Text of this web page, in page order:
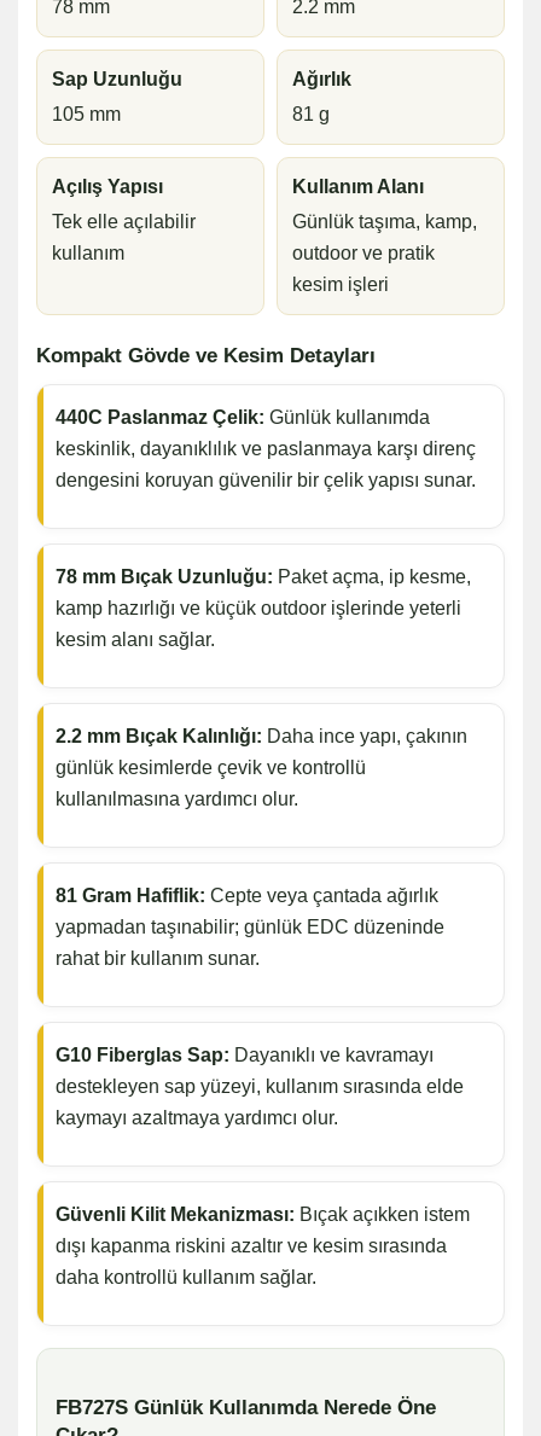
78 mm 2.2 mm
Sap Uzunluğu
105 mm
Ağırlık
81 g
Açılış Yapısı
Tek elle açılabilir
kullanım
Kullanım Alanı
Günlük taşıma, kamp,
outdoor ve pratik
kesim işleri
Kompakt Gövde ve Kesim Detayları
440C Paslanmaz Çelik: Günlük kullanımda
keskinlik, dayanıklılık ve paslanmaya karşı direnç
dengesini koruyan güvenilir bir çelik yapısı sunar.
78 mm Bıçak Uzunluğu: Paket açma, ip kesme,
kamp hazırlığı ve küçük outdoor işlerinde yeterli
kesim alanı sağlar.
2.2 mm Bıçak Kalınlığı: Daha ince yapı, çakının
günlük kesimlerde çevik ve kontrollü
kullanılmasına yardımcı olur.
81 Gram Hafiflik: Cepte veya çantada ağırlık
yapmadan taşınabilir; günlük EDC düzeninde
rahat bir kullanım sunar.
G10 Fiberglas Sap: Dayanıklı ve kavramayı
destekleyen sap yüzeyi, kullanım sırasında elde
kaymayı azaltmaya yardımcı olur.
Güvenli Kilit Mekanizması: Bıçak açıkken istem
dışı kapanma riskini azaltır ve kesim sırasında
daha kontrollü kullanım sağlar.
FB727S Günlük Kullanımda Nerede Öne